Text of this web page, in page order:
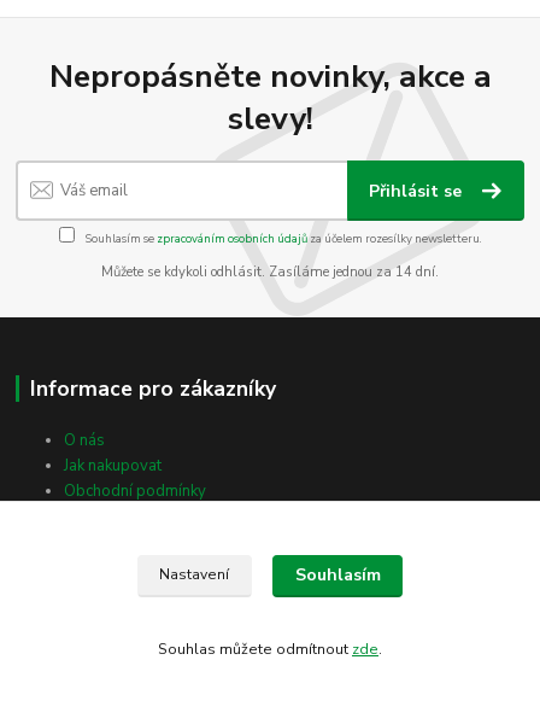
Nepropásněte novinky, akce a
slevy!
Přihlásit se
Souhlasím se zpracováním osobních údajůza účelem rozesílky newsletteru.
Můžete se kdykoli odhlásit. Zasíláme jednou za 14 dní.
Informace pro zákazníky
O nás
Jak nakupovat
Obchodní podmínky
Nastavení Souhlasím
Souhlas můžete odmítnout zde.